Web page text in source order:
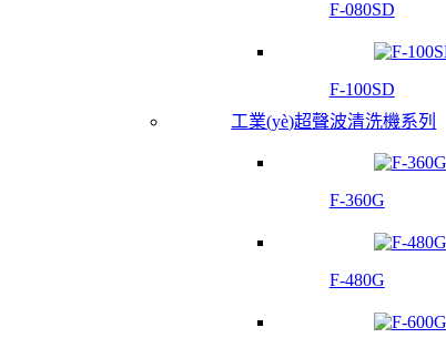
F-080SD
F-100SD
工業(yè)超聲波清洗機系列
F-360G
F-480G